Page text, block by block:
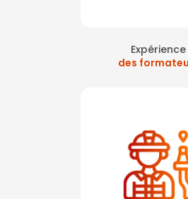
Expérience
des